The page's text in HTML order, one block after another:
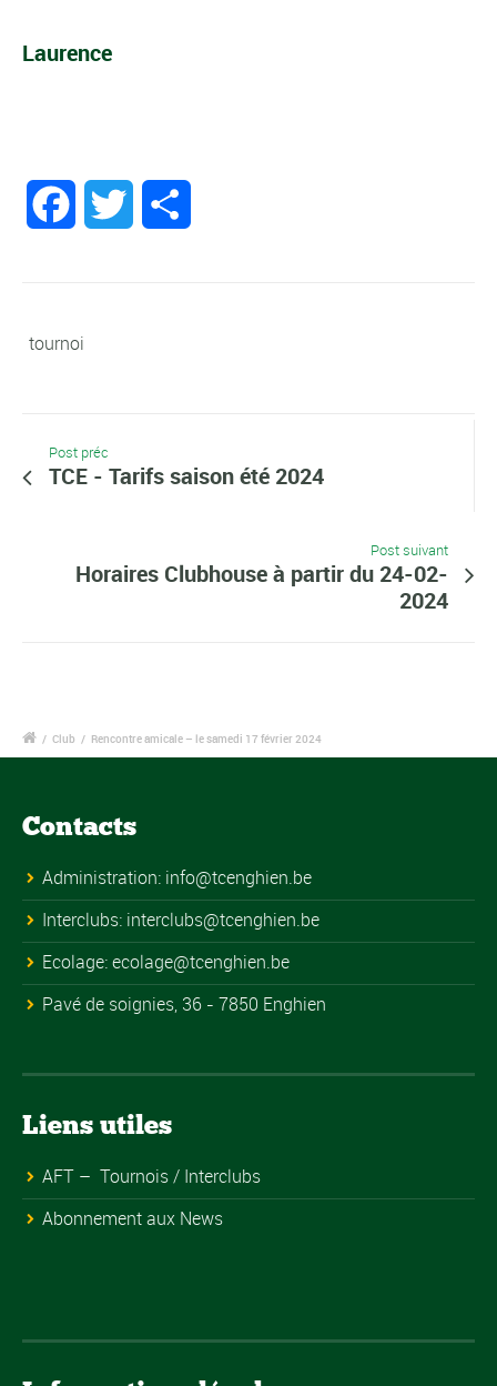
Laurence
FacebookTwitter
tournoi
Post préc
TCE - Tarifs saison été 2024
Post suivant
Horaires Clubhouse à partir du 24-02-
2024
/ Club / Rencontre amicale – le samedi 17 février 2024
Contacts
Administration: info@tcenghien.be
Interclubs: interclubs@tcenghien.be
Ecolage:ecolage@tcenghien.be
Pavé de soignies, 36 - 7850 Enghien
Liens utiles
AFT – Tournois / Interclubs
Abonnement aux News